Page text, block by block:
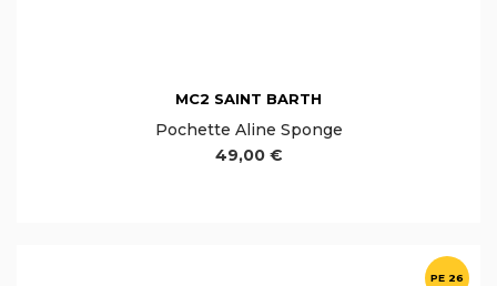
MC2 SAINT BARTH
Pochette Aline Sponge
49,00 €
PE 26